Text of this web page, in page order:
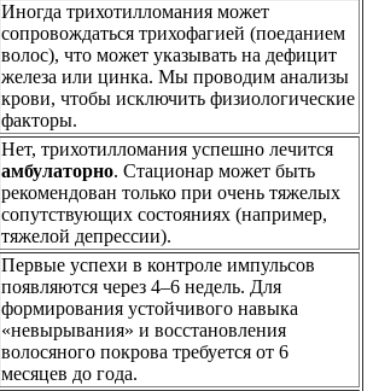
Иногда трихотилломания может
сопровождаться трихофагией (поеданием
волос), что может указывать на дефицит
железа или цинка. Мы проводим анализы
крови, чтобы исключить физиологические
факторы.
Нет, трихотилломания успешно лечится
амбулаторно. Стационар может быть
рекомендован только при очень тяжелых
сопутствующих состояниях (например,
тяжелой депрессии).
Первые успехи в контроле импульсов
появляются через 4–6 недель. Для
формирования устойчивого навыка
«невырывания» и восстановления
волосяного покрова требуется от 6
месяцев до года.